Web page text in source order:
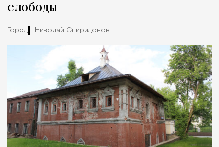
слободы
Город Николай Спиридонов